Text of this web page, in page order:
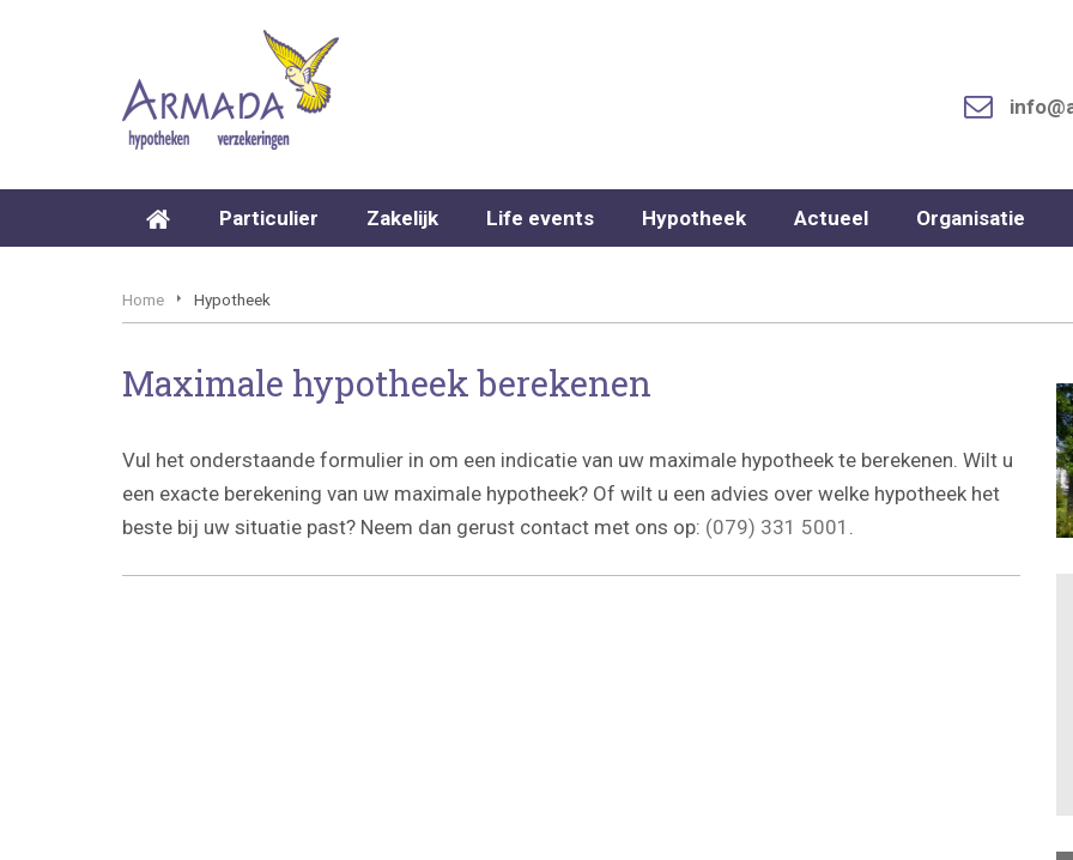
Particulier Zakelijk Life events Hypotheek Actueel Organisatie
Home Hypotheek
Maximale hypotheek berekenen
Vul het onderstaande formulier in om een indicatie van uw maximale hypotheek te berekenen. Wilt u
een exacte berekening van uw maximale hypotheek? Of wilt u een advies over welke hypotheek het
beste bij uw situatie past? Neem dan gerust contact met ons op: (079) 331 5001 .